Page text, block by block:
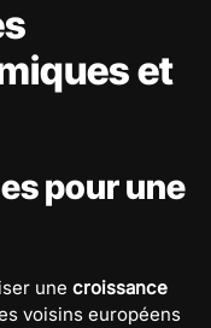
et
pour une
une croissance
voisins européens